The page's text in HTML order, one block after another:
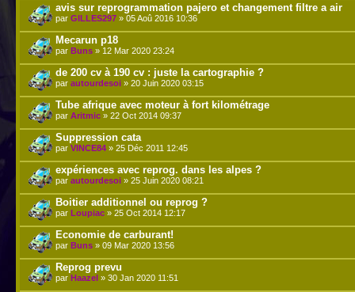
avis sur reprogrammation pajero et changement filtre a air
par GILLES297 » 05 Aoû 2016 10:36
Mecarun p18
par Buns » 12 Mar 2020 23:24
de 200 cv à 190 cv : juste la cartographie ?
par autourdesoi » 20 Juin 2020 03:15
Tube afrique avec moteur à fort kilométrage
par Aritmic » 22 Oct 2014 09:37
Suppression cata
par VINCE84 » 25 Déc 2011 12:45
expériences avec reprog. dans les alpes ?
par autourdesoi » 25 Juin 2020 08:21
Boitier additionnel ou reprog ?
par Loupiac » 25 Oct 2014 12:17
Economie de carburant!
par Buns » 09 Mar 2020 13:56
Reprog prevu
par Haazel » 30 Jan 2020 11:51